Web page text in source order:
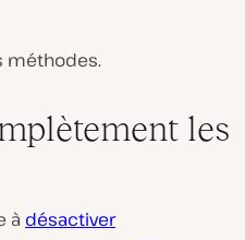
méthodes.
les
à désactiver